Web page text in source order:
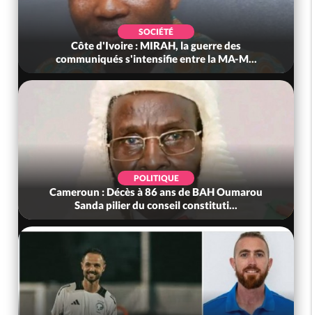
SOCIÉTÉ
Côte d'Ivoire : MIRAH, la guerre des
communiqués s'intensifie entre la MA-M...
POLITIQUE
Cameroun : Décès à 86 ans de BAH Oumarou
Sanda pilier du conseil constituti...